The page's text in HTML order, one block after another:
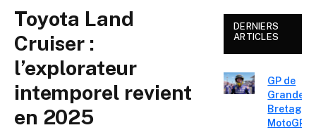
Toyota Land
Cruiser :
l’explorateur
intemporel revient
en 2025
DERNIERS
ARTICLES
GP de
Grande-
Bretagne
MotoGP :